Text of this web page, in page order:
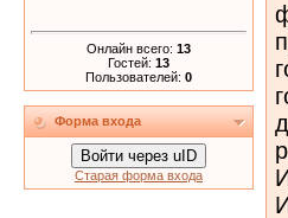
Онлайн всего: 13
Гостей: 13
Пользователей: 0
Форма входа
Войти через uID
Старая форма входа